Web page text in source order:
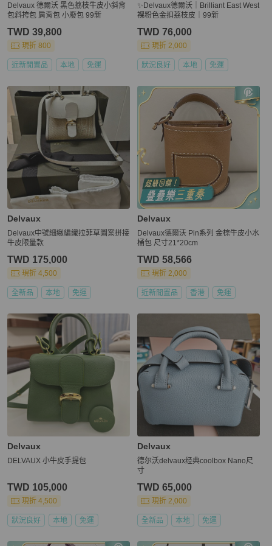
Delvaux 德爾沃 黑色荔枝牛皮小斜背
包斜挎包 肩背包 小廢包 99新
TWD 39,800
現折 800
近新閒置品 本地 免運
✨Delvaux德爾沃｜Brilliant East West
裸粉色金扣荔枝皮｜99新
TWD 76,000
現折 2,000
狀況良好 本地 免運
Delvaux
Delvaux中號細緻編織拉菲草圖案拼接
牛皮限量款
TWD 175,000
現折 4,500
全新品 本地 免運
Delvaux
Delvaux德爾沃 Pin系列 金棕牛皮小水
桶包 尺寸21*20cm
TWD 58,566
現折 2,000
近新閒置品 香港 免運
Delvaux
DELVAUX 小牛皮手提包
TWD 105,000
現折 4,500
狀況良好 本地 免運
Delvaux
德尔沃delvaux经典coolbox Nano尺
寸
TWD 65,000
現折 2,000
全新品 本地 免運